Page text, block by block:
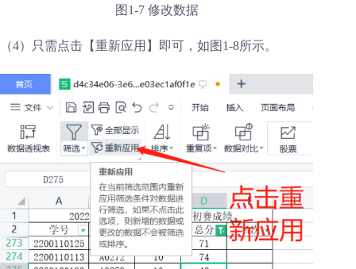
图1-7 修改数据
（4）只需点击【重新应用】即可，如图1-8所示。